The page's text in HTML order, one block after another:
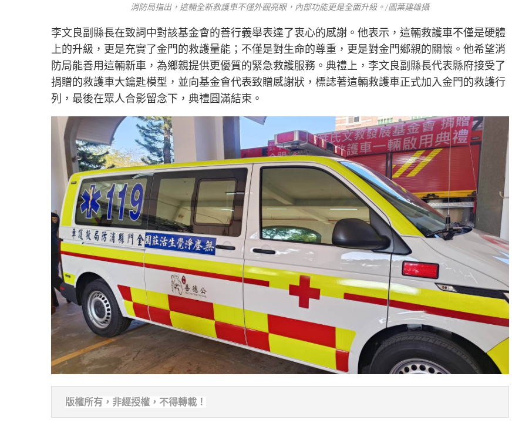
消防局指出，這輛全新救護車不僅外觀亮眼，內部功能更是全面升級。/圖葉建雄攝
李文良副縣長在致詞中對該基金會的善行義舉表達了衷心的感謝。他表示，這輛救護車不僅是硬體
上的升級，更是充實了金門的救護量能；不僅是對生命的尊重，更是對金門鄉親的關懷。他希望消
防局能善用這輛新車，為鄉親提供更優質的緊急救護服務。典禮上，李文良副縣長代表縣府接受了
捐贈的救護車大鑰匙模型，並向基金會代表致贈感謝狀，標誌著這輛救護車正式加入金門的救護行
列，最後在眾人合影留念下，典禮圓滿結束。
版權所有，非經授權，不得轉載！